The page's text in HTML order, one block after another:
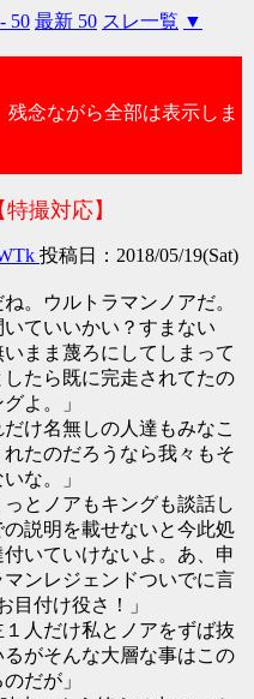
50 最新 50 スレ一覧 ▼
残念ながら全部は表示しま
撮対応】
投稿日：2018/05/19(Sat)
。ウルトラマンノアだ。
ていいかい？すまない
まま蔑ろにしてしまって
たら既に完走されてたの
よ。」
け名無しの人達もみなこ
たのだろうなら我々もそ
な。」
とノアもキングも談話し
説明を載せないと今此処
いていけないよ。あ、申
ンレジェンドついでに言
目付け役さ！」
人だけ私とノアをずば抜
がそんな大層な事はこの
だが」